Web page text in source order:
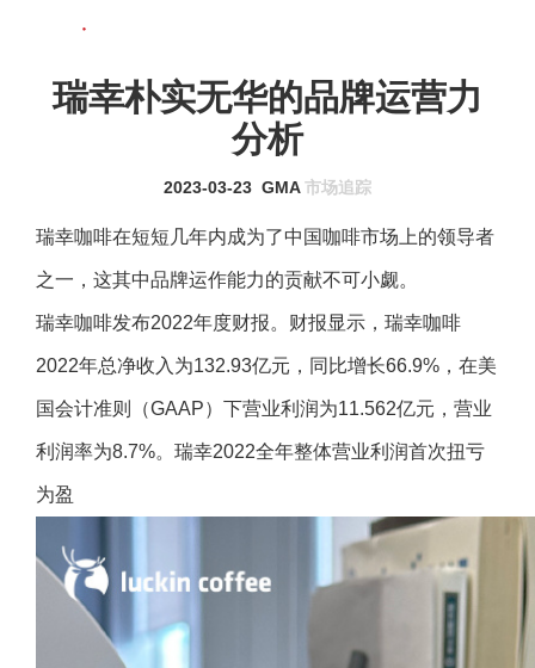
瑞幸朴实无华的品牌运营力
分析
2023-03-23 GMA 市场追踪
瑞幸咖啡在短短几年内成为了中国咖啡市场上的领导者
之一，这其中品牌运作能力的贡献不可小觑。
瑞幸咖啡发布2022年度财报。财报显示，瑞幸咖啡
2022年总净收入为132.93亿元，同比增长66.9%，在美
国会计准则（GAAP）下营业利润为11.562亿元，营业
利润率为8.7%。瑞幸2022全年整体营业利润首次扭亏
为盈